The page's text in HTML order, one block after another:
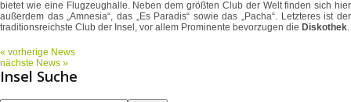
bietet wie eine Flugzeughalle. Neben dem größten Club der Welt finden sich hier
außerdem das „Amnesia“, das „Es Paradis“ sowie das „Pacha“. Letzteres ist der
traditionsreichste Club der Insel, vor allem Prominente bevorzugen die Diskothek.
« vorherige News
nächste News »
Insel Suche